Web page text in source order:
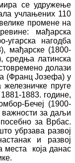
се удружење
учлањених 110
промене на
мађарска
угарска нагодба
мађарске (1800-
средња латинска
долази
(Франц Јозефа) у
пруге
1883. године,
Бечеј (1900-
важности за даљи
за Врбас.
убрзава развој
и развој
места која данас